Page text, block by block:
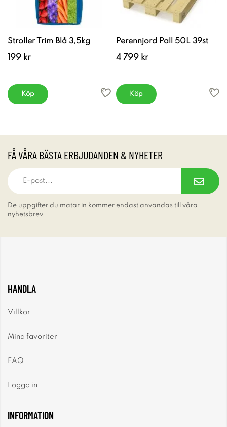
Stroller Trim Blå 3,5kg
199 kr
Köp
Perennjord Pall 50L 39st
4 799 kr
Köp
FÅ VÅRA BÄSTA ERBJUDANDEN & NYHETER
De uppgifter du matar in kommer endast användas till våra
nyhetsbrev.
HANDLA
Villkor
Mina favoriter
FAQ
Logga in
INFORMATION